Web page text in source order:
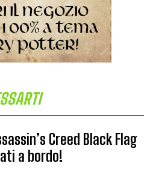
Creed Black Flag
a bordo!